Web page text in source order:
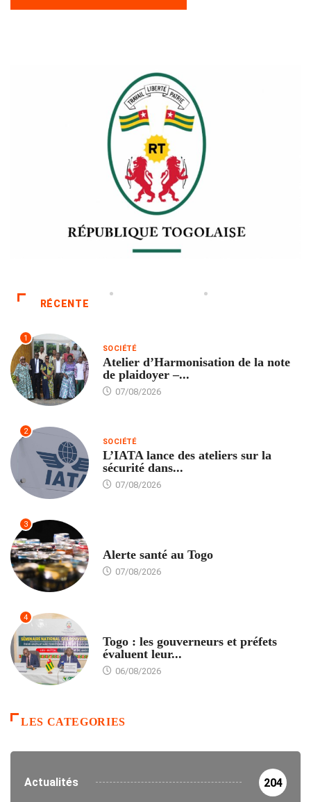
RÉCENTE
1
SOCIÉTÉ
Atelier d’Harmonisation de la note
de plaidoyer –...
07/08/2026
2
SOCIÉTÉ
L’IATA lance des ateliers sur la
sécurité dans...
07/08/2026
3
Alerte santé au Togo
07/08/2026
4
Togo : les gouverneurs et préfets
évaluent leur...
06/08/2026
LES CATEGORIES
Actualités 204